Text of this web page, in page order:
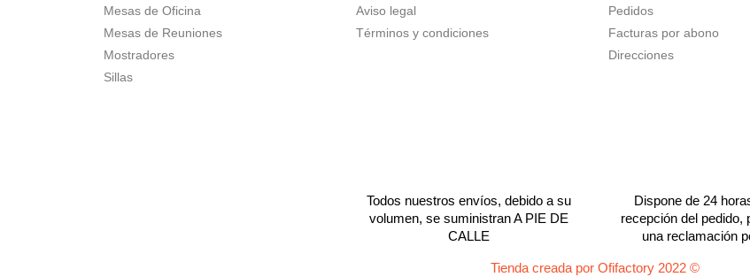
Mesas de Oficina
Mesas de Reuniones
Mostradores
Sillas
Aviso legal
Términos y condiciones
Pedidos
Facturas por abono
Direcciones
Todos nuestros envíos, debido a su
volumen, se suministran A PIE DE
CALLE
Dispone de 24
recepción del pedido,
una reclamación
Tienda creada por Ofifactory 2022 ©